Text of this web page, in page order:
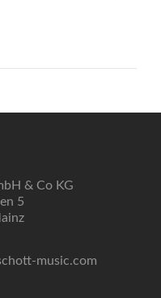
& Co KG
5
music.com